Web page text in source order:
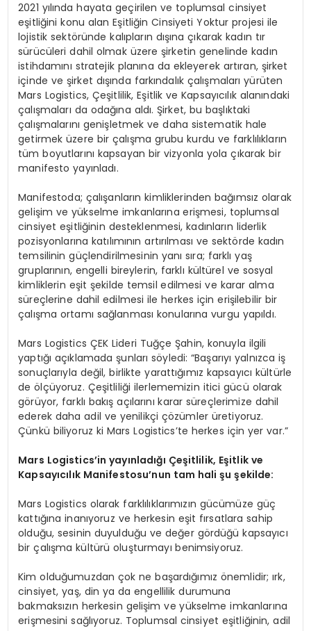
2021 yılında hayata geçirilen ve toplumsal cinsiyet
eşitliğini konu alan Eşitliğin Cinsiyeti Yoktur projesi ile
lojistik sektöründe kalıpların dışına çıkarak kadın tır
sürücüleri dahil olmak üzere şirketin genelinde kadın
istihdamını stratejik planına da ekleyerek artıran, şirket
içinde ve şirket dışında farkındalık çalışmaları yürüten
Mars Logistics, Çeşitlilik, Eşitlik ve Kapsayıcılık alanındaki
çalışmaları da odağına aldı. Şirket, bu başlıktaki
çalışmalarını genişletmek ve daha sistematik hale
getirmek üzere bir çalışma grubu kurdu ve farklılıkların
tüm boyutlarını kapsayan bir vizyonla yola çıkarak bir
manifesto yayınladı.
Manifestoda; çalışanların kimliklerinden bağımsız olarak
gelişim ve yükselme imkanlarına erişmesi, toplumsal
cinsiyet eşitliğinin desteklenmesi, kadınların liderlik
pozisyonlarına katılımının artırılması ve sektörde kadın
temsilinin güçlendirilmesinin yanı sıra; farklı yaş
gruplarının, engelli bireylerin, farklı kültürel ve sosyal
kimliklerin eşit şekilde temsil edilmesi ve karar alma
süreçlerine dahil edilmesi ile herkes için erişilebilir bir
çalışma ortamı sağlanması konularına vurgu yapıldı.
Mars Logistics ÇEK Lideri Tuğçe Şahin, konuyla ilgili
yaptığı açıklamada şunları söyledi: “Başarıyı yalnızca iş
sonuçlarıyla değil, birlikte yarattığımız kapsayıcı kültürle
de ölçüyoruz. Çeşitliliği ilerlememizin itici gücü olarak
görüyor, farklı bakış açılarını karar süreçlerimize dahil
ederek daha adil ve yenilikçi çözümler üretiyoruz.
Çünkü biliyoruz ki Mars Logistics’te herkes için yer var.”
Mars Logistics’in yayınladığı Çeşitlilik, Eşitlik ve
Kapsayıcılık Manifestosu’nun tam hali şu şekilde:
Mars Logistics olarak farklılıklarımızın gücümüze güç
kattığına inanıyoruz ve herkesin eşit fırsatlara sahip
olduğu, sesinin duyulduğu ve değer gördüğü kapsayıcı
bir çalışma kültürü oluşturmayı benimsiyoruz.
Kim olduğumuzdan çok ne başardığımız önemlidir; ırk,
cinsiyet, yaş, din ya da engellilik durumuna
bakmaksızın herkesin gelişim ve yükselme imkanlarına
erişmesini sağlıyoruz. Toplumsal cinsiyet eşitliğinin, adil